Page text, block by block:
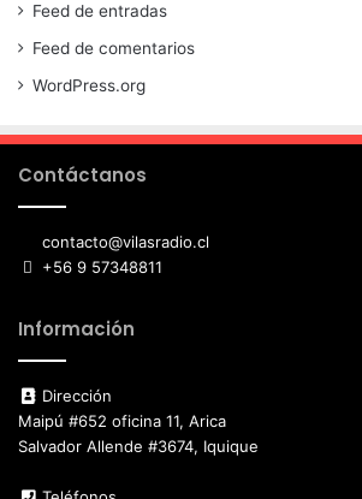
Feed de entradas
Feed de comentarios
WordPress.org
Contáctanos
contacto@vilasradio.cl
+56 9 57348811
Información
Dirección
Maipú #652 oficina 11, Arica
Salvador Allende #3674, Iquique